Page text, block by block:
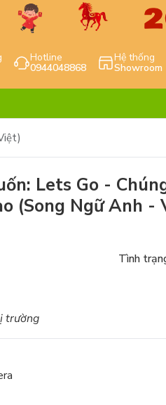
Hotline
0944048868
Hệ thống
Showroom
Lets Go -
(Song Ngữ Anh -
Tình
trường